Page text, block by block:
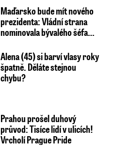
Maďarsko bude mít nového
prezidenta: Vládní strana
nominovala bývalého šéfa…
Alena (45) si barví vlasy roky
špatně. Děláte stejnou
chybu?
Prahou prošel duhový
průvod: Tisíce lidí v ulicích!
Vrcholí Prague Pride